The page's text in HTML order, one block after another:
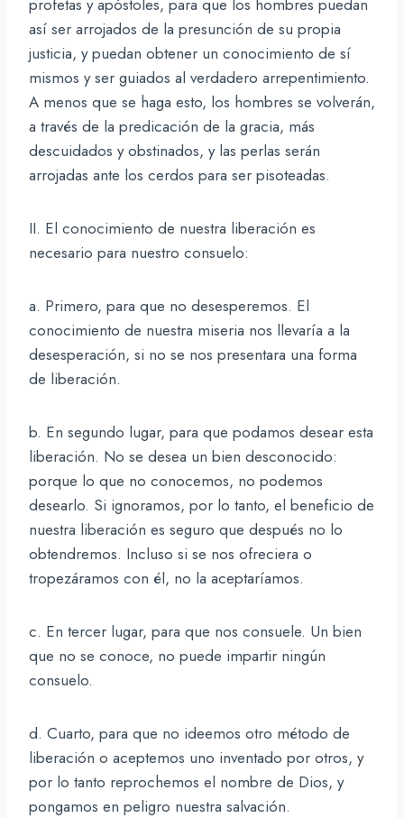
profetas y apóstoles, para que los hombres puedan
así ser arrojados de la presunción de su propia
justicia, y puedan obtener un conocimiento de sí
mismos y ser guiados al verdadero arrepentimiento.
A menos que se haga esto, los hombres se volverán,
a través de la predicación de la gracia, más
descuidados y obstinados, y las perlas serán
arrojadas ante los cerdos para ser pisoteadas.
II. El conocimiento de nuestra liberación es
necesario para nuestro consuelo:
a. Primero, para que no desesperemos. El
conocimiento de nuestra miseria nos llevaría a la
desesperación, si no se nos presentara una forma
de liberación.
b. En segundo lugar, para que podamos desear esta
liberación. No se desea un bien desconocido:
porque lo que no conocemos, no podemos
desearlo. Si ignoramos, por lo tanto, el beneficio de
nuestra liberación es seguro que después no lo
obtendremos. Incluso si se nos ofreciera o
tropezáramos con él, no la aceptaríamos.
c. En tercer lugar, para que nos consuele. Un bien
que no se conoce, no puede impartir ningún
consuelo.
d. Cuarto, para que no ideemos otro método de
liberación o aceptemos uno inventado por otros, y
por lo tanto reprochemos el nombre de Dios, y
pongamos en peligro nuestra salvación.